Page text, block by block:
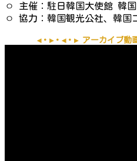
ㅇ 主催：駐日韓国大使館 韓
ㅇ 協力：韓国観光公社、韓国
◂・▸・◂・▸ アーカイブ動